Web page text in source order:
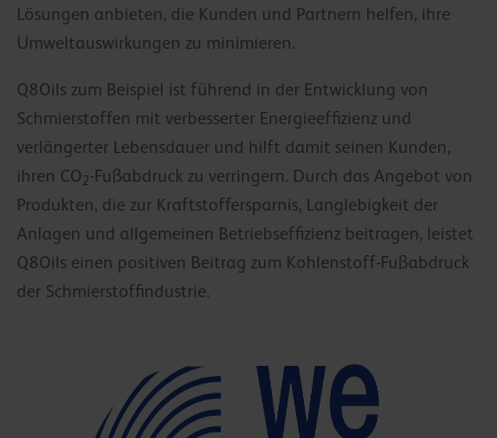
Lösungen anbieten, die Kunden und Partnern helfen, ihre
Umweltauswirkungen zu minimieren.
Q8Oils zum Beispiel ist führend in der Entwicklung von
Schmierstoffen mit verbesserter Energieeffizienz und
verlängerter Lebensdauer und hilft damit seinen Kunden,
ihren CO2-Fußabdruck zu verringern. Durch das Angebot von
Produkten, die zur Kraftstoffersparnis, Langlebigkeit der
Anlagen und allgemeinen Betriebseffizienz beitragen, leistet
Q8Oils einen positiven Beitrag zum Kohlenstoff-Fußabdruck
der Schmierstoffindustrie.